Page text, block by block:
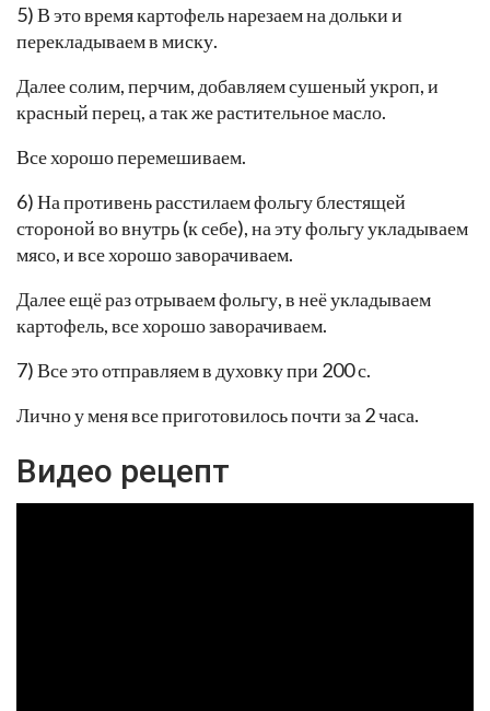
5) В это время картофель нарезаем на дольки и
перекладываем в миску.
Далее солим, перчим, добавляем сушеный укроп, и
красный перец, а так же растительное масло.
Все хорошо перемешиваем.
6) На противень расстилаем фольгу блестящей
стороной во внутрь (к себе), на эту фольгу укладываем
мясо, и все хорошо заворачиваем.
Далее ещё раз отрываем фольгу, в неё укладываем
картофель, все хорошо заворачиваем.
7) Все это отправляем в духовку при 200 с.
Лично у меня все приготовилось почти за 2 часа.
Видео рецепт